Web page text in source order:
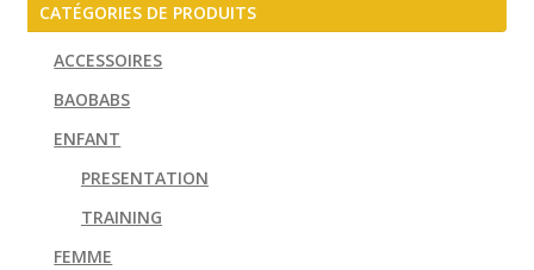
CATÉGORIES DE PRODUITS
ACCESSOIRES
BAOBABS
ENFANT
PRESENTATION
TRAINING
FEMME